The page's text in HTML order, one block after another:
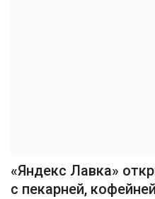
«Яндекс Лавка»
с пекарней,